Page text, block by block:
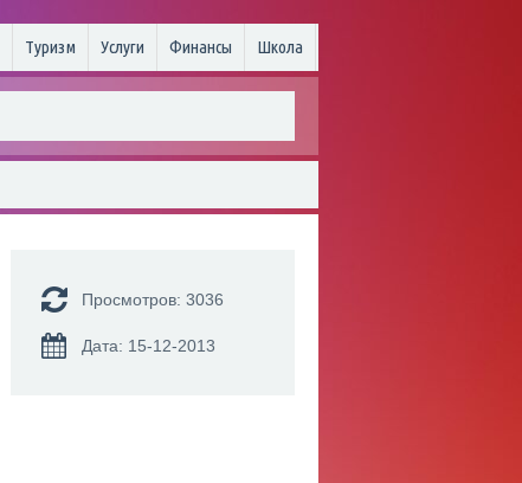
Туризм Услуги Финансы Школа
Просмотров: 3036
Дата: 15-12-2013